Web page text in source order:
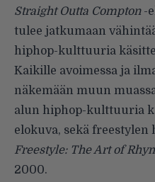
Straight Outta Compton-
tulee jatkumaan
hiphop-kulttuuria
Kaikille avoimessa ja
näkemään muun
alun hiphop-kulttuuria
elokuva, sekä
Freestyle: The Art of
2000.